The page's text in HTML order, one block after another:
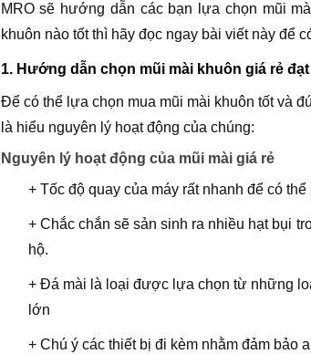
MRO sẽ hướng dẫn các bạn lựa chọn mũi
khuôn nào tốt thì hãy đọc ngay bài viết này để
1. Hướng dẫn chọn mũi mài khuôn giá rẻ
Để có thể lựa chọn mua mũi mài khuôn tốt và
là hiểu nguyên lý hoạt động của chúng:
Nguyên lý hoạt động của mũi mài giá rẻ
+ Tốc độ quay của máy rất nhanh để có
+ Chắc chắn sẽ sản sinh ra nhiều hạt bụi
hộ.
+ Đá mài là loại được lựa chọn từ những
lớn
+ Chú ý các thiết bị đi kèm nhằm đảm bảo